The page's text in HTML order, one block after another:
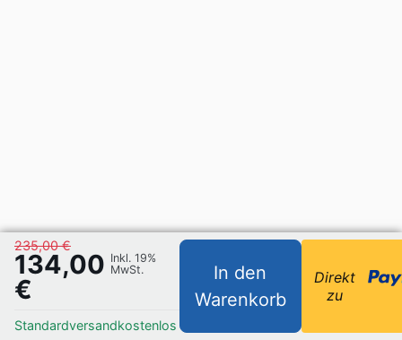
235,00 €
134,00
€
Inkl. 19%
MwSt.
Standardversandkostenlos
In den
Warenkorb
Direkt
zu